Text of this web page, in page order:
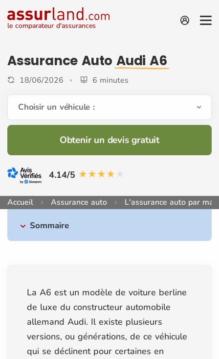
le comparateur d'assurances
Assurance Auto Audi A6
18/06/2026 6 minutes
Choisir un véhicule :
Obtenir un devis gratuit
4.14/5
Accueil Assurance auto L'assurance auto par
Sommaire
La A6 est un modèle de voiture berline
de luxe du constructeur automobile
allemand Audi. Il existe plusieurs
versions, ou générations, de ce véhicule
qui se déclinent pour certaines en